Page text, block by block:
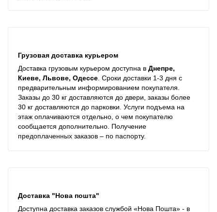
Грузовая доставка курьером
Доставка грузовым курьером доступна в Днепре,
Киеве, Львове, Одессе . Сроки доставки 1-3 дня с
предварительным информированием покупателя.
Заказы до 30 кг доставляются до двери, заказы более
30 кг доставляются до парковки. Услуги подъема на
этаж оплачиваются отдельно, о чем покупателю
сообщается дополнительно. Получение
предоплаченных заказов – по паспорту.
Доставка "Нова пошта"
Доступна доставка заказов службой «Нова Пошта» - в